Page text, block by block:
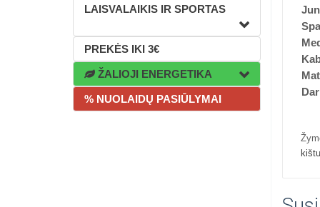
LAISVALAIKIS IR SPORTAS
PREKĖS IKI 3€
ŽALIOJI ENERGETIKA
% NUOLAIDŲ PASIŪLYMAI